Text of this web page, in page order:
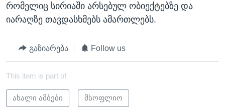
რომელიც სირიაში არსებულ ობიექტებზე და
იარაღზე თავდასხმებს ამართლებს.
გაზიარება Follow us
This item is part of
ახალი ამბები მსოფლიო